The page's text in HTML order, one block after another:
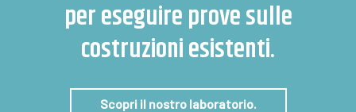
per eseguire prove sulle
costruzioni esistenti.
Scopri il nostro laboratorio.